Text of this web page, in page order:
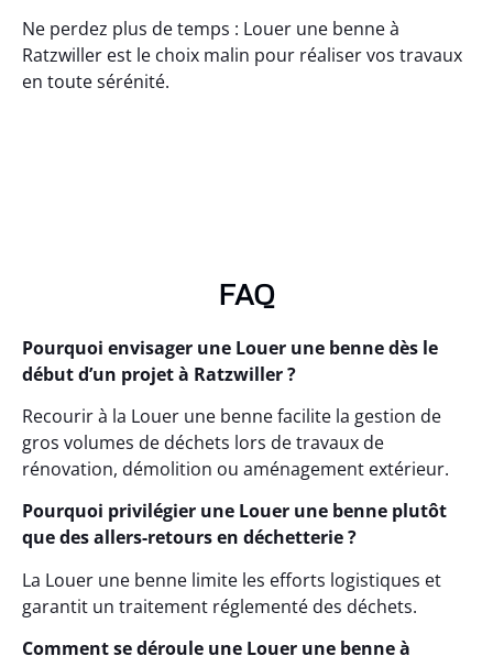
Ne perdez plus de temps : Louer une benne à
Ratzwiller est le choix malin pour réaliser vos travaux
en toute sérénité.
FAQ
Pourquoi envisager une Louer une benne dès le
début d’un projet à Ratzwiller ?
Recourir à la Louer une benne facilite la gestion de
gros volumes de déchets lors de travaux de
rénovation, démolition ou aménagement extérieur.
Pourquoi privilégier une Louer une benne plutôt
que des allers-retours en déchetterie ?
La Louer une benne limite les efforts logistiques et
garantit un traitement réglementé des déchets.
Comment se déroule une Louer une benne à